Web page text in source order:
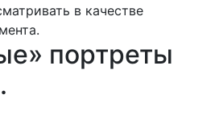
в качестве
портреты